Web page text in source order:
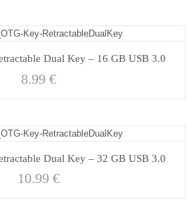
Dual Key – 16 GB USB 3.0
8.99 €
Dual Key – 32 GB USB 3.0
10.99 €